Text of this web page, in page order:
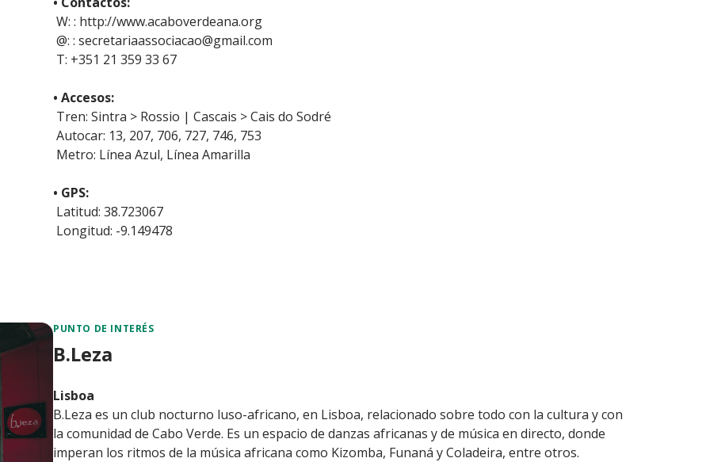
W: : http://www.acaboverdeana.org
@: : secretariaassociacao@gmail.com
T: +351 21 359 33 67
• Accesos:
Tren: Sintra > Rossio | Cascais > Cais do Sodré
Autocar: 13, 207, 706, 727, 746, 753
Metro: Línea Azul, Línea Amarilla
• GPS:
Latitud: 38.723067
Longitud: -9.149478
PUNTO DE INTERÉS
B.Leza
Lisboa
B.Leza es un club nocturno luso-africano, en Lisboa, relacionado sobre todo con la cultura y con
la comunidad de Cabo Verde. Es un espacio de danzas africanas y de música en directo, donde
imperan los ritmos de la música africana como Kizomba, Funaná y Coladeira, entre otros.